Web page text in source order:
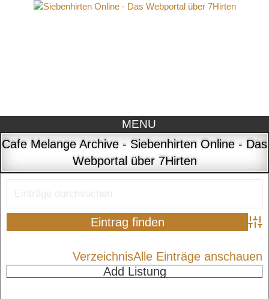
MENU
Cafe Melange Archive - Siebenhirten Online - Das
Webportal über 7Hirten
VerzeichnisAlle Einträge anschauen
Add Listung